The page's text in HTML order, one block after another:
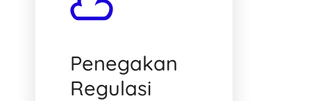
Penegakan
Regulasi